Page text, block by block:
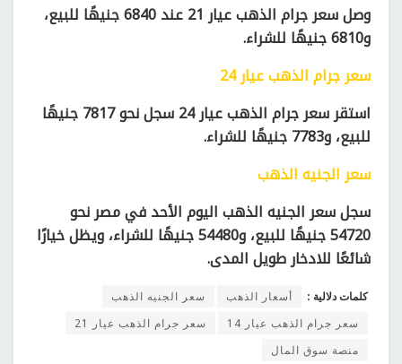
وصل سعر جرام الذهب عيار 21 عند 6840 جنيهًا للبيع،
و6810 جنيهًا للشراء.
سعر جرام الذهب عيار 24
استقر سعر جرام الذهب عيار 24 سجل نحو 7817 جنيهًا
للبيع، و7783 جنيهًا للشراء.
سعر الجنيه الذهب
سجل سعر الجنيه الذهب اليوم الأحد في مصر نحو
54720 جنيهًا للبيع، و54480 جنيهًا للشراء، ويظل خيارًا
شائعًا للادخار طويل المدى.
كلمات دلالية : أسعار الذهب
سعر الجنيه الذهب
سعر جرام الذهب عيار 14
سعر جرام الذهب عيار 21
منصة سوق المال